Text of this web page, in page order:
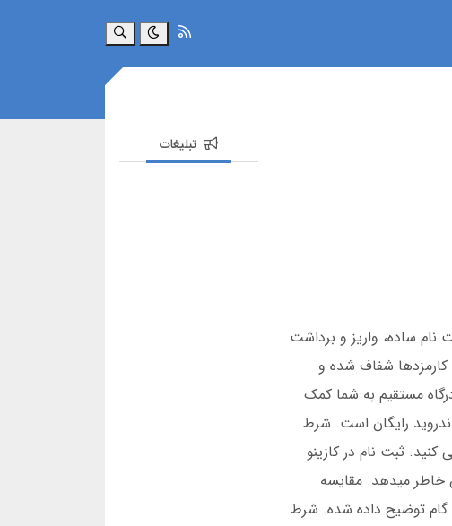
جستجو
نام ساده، واریز و برداشت
اندروید بدون فیلتر، بونوس ورودی و پشتیبانی 24 ساعته را تجربه خواهید کرد. در سال 2025، کارمزدها شفاف شده و
مستقیم به شما کمک
رایگان است. شرط
وجود دارد اما مجوزها را بررسی کنید. ثبت نام در کازینو
کازینو آنلاین با پول واقعی و پشتیبانی 24 ساعته آرامش خاطر میدهد. مقایسه
گام توضیح داده شده. شرط
تبلیغات